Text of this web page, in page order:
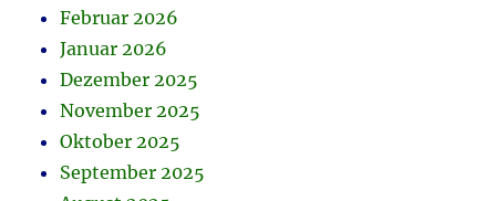
Februar 2026
Januar 2026
Dezember 2025
November 2025
Oktober 2025
September 2025